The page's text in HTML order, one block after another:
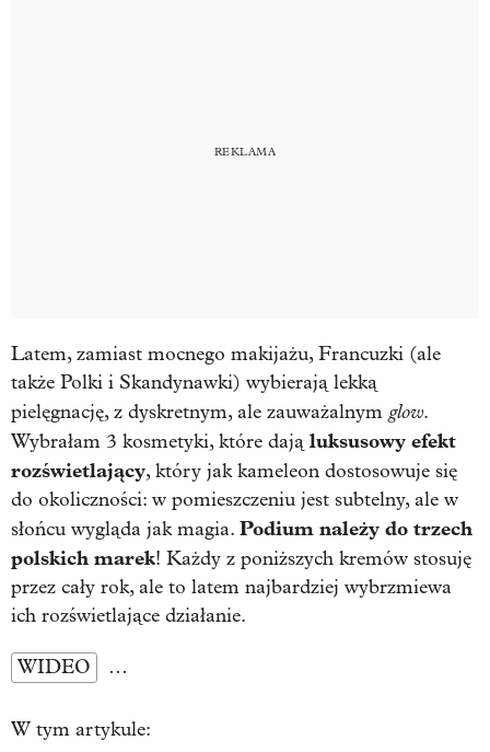
Latem, zamiast mocnego makijażu, Francuzki (ale
także Polki i Skandynawki) wybierają lekką
pielęgnację, z dyskretnym, ale zauważalnym glow.
Wybrałam 3 kosmetyki, które dają luksusowy efekt
rozświetlający, który jak kameleon dostosowuje się
do okoliczności: w pomieszczeniu jest subtelny, ale w
słońcu wygląda jak magia. Podium należy do trzech
polskich marek! Każdy z poniższych kremów stosuję
przez cały rok, ale to latem najbardziej wybrzmiewa
ich rozświetlające działanie.
WIDEO …
W tym artykule: